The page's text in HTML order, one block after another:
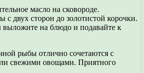
масло на сковороде.
с двух сторон до золотистой корочки.
выложите на блюдо и подавайте к
рыбы отлично сочетаются с
свежими овощами. Приятного